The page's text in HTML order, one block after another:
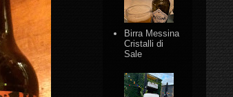
Birra Messina
Cristalli di
Sale